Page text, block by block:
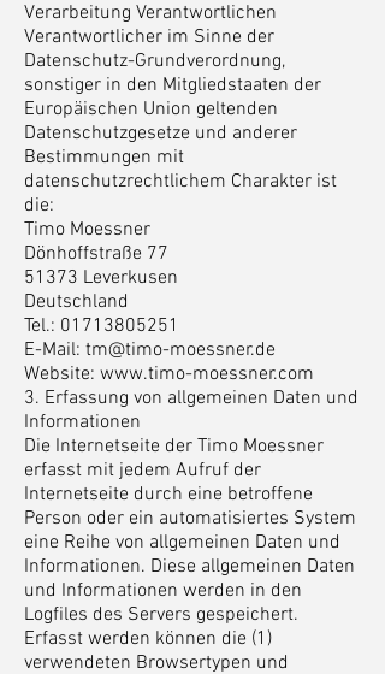
Verarbeitung Verantwortlichen
Verantwortlicher im Sinne der
Datenschutz-Grundverordnung,
sonstiger in den Mitgliedstaaten der
Europäischen Union geltenden
Datenschutzgesetze und anderer
Bestimmungen mit
datenschutzrechtlichem Charakter ist
die:
Timo Moessner
Dönhoffstraße 77
51373 Leverkusen
Deutschland
Tel.: 01713805251
E-Mail: tm@timo-moessner.de
Website: www.timo-moessner.com
3. Erfassung von allgemeinen Daten und
Informationen
Die Internetseite der Timo Moessner
erfasst mit jedem Aufruf der
Internetseite durch eine betroffene
Person oder ein automatisiertes System
eine Reihe von allgemeinen Daten und
Informationen. Diese allgemeinen Daten
und Informationen werden in den
Logfiles des Servers gespeichert.
Erfasst werden können die (1)
verwendeten Browsertypen und